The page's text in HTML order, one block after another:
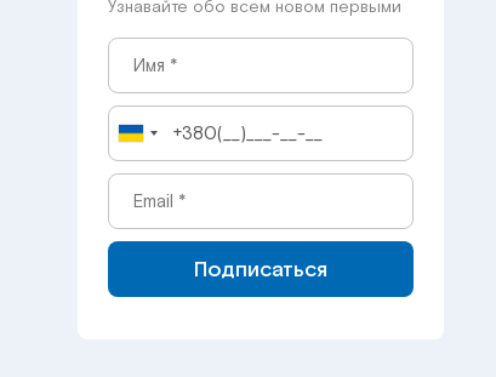
Узнавайте обо всем новом первыми
Подписаться